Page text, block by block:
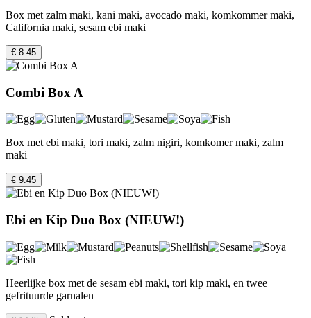
Box met zalm maki, kani maki, avocado maki, komkommer maki,
California maki, sesam ebi maki
€ 8.45
Combi Box A
Box met ebi maki, tori maki, zalm nigiri, komkomer maki, zalm
maki
€ 9.45
Ebi en Kip Duo Box (NIEUW!)
Heerlijke box met de sesam ebi maki, tori kip maki, en twee
gefrituurde garnalen